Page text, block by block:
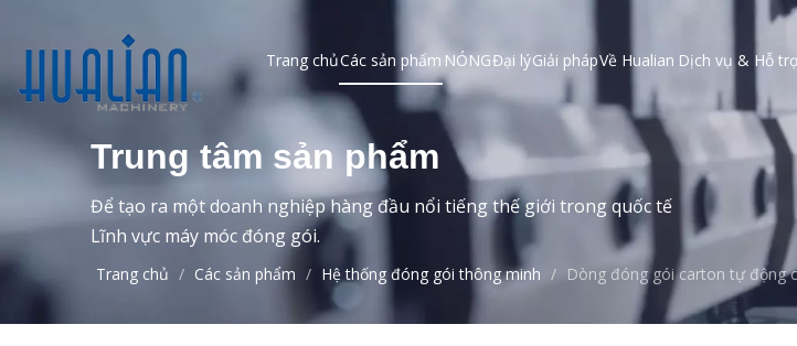
Trang chủCác sản phẩm NÓNGĐại lýGiải phápVề Hualian Dịch vụ & Hỗ
Trung tâm sản phẩm
Để tạo ra một doanh nghiệp hàng đầu nổi tiếng thế giới trong quốc tế
Lĩnh vực máy móc đóng gói.
Trang chủ / Các sản phẩm / Hệ thống đóng gói thông minh / Dòng đóng gói carton tự động